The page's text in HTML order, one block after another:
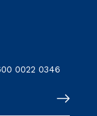
0022 0346